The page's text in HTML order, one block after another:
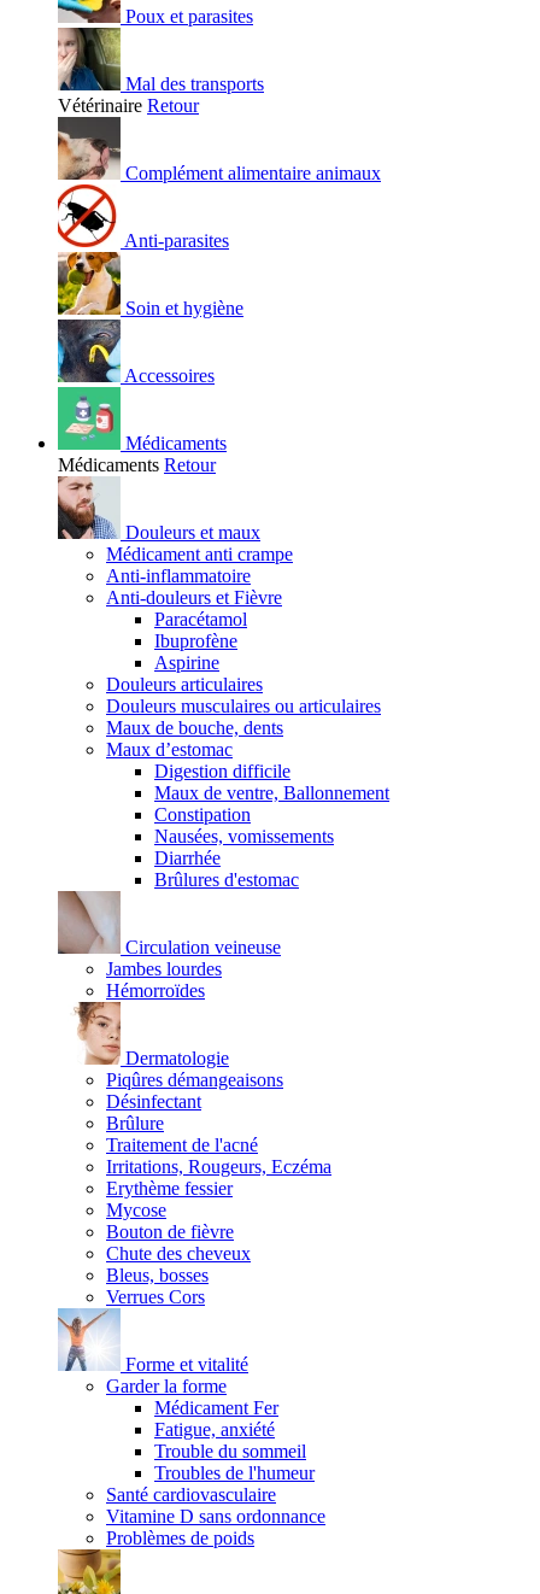
Poux et parasites
Mal des transports
Vétérinaire Retour
Complément alimentaire animaux
Anti-parasites
Soin et hygiène
Accessoires
Médicaments
Médicaments Retour
Douleurs et maux
Médicament anti crampe
Anti-inflammatoire
Anti-douleurs et Fièvre
Paracétamol
Ibuprofène
Aspirine
Douleurs articulaires
Douleurs musculaires ou articulaires
Maux de bouche, dents
Maux d’estomac
Digestion difficile
Maux de ventre, Ballonnement
Constipation
Nausées, vomissements
Diarrhée
Brûlures d'estomac
Circulation veineuse
Jambes lourdes
Hémorroïdes
Dermatologie
Piqûres démangeaisons
Désinfectant
Brûlure
Traitement de l'acné
Irritations, Rougeurs, Eczéma
Erythème fessier
Mycose
Bouton de fièvre
Chute des cheveux
Bleus, bosses
Verrues Cors
Forme et vitalité
Garder la forme
Médicament Fer
Fatigue, anxiété
Trouble du sommeil
Troubles de l'humeur
Santé cardiovasculaire
Vitamine D sans ordonnance
Problèmes de poids